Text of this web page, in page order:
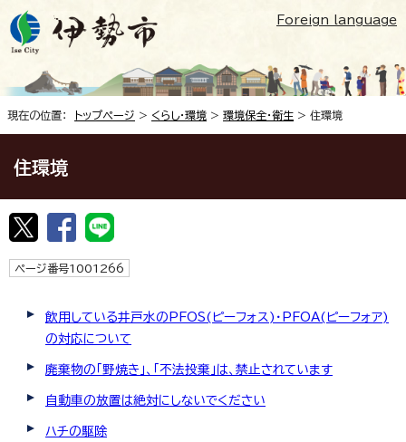
Foreign language
現在の位置： トップページ > くらし・環境 > 環境保全・衛生 > 住環境
住環境
ページ番号1001266
飲用している井戸水のPFOS(ピーフォス)・PFOA(ピーフォア)
の対応について
廃棄物の「野焼き」、「不法投棄」は、禁止されています
自動車の放置は絶対にしないでください
ハチの駆除